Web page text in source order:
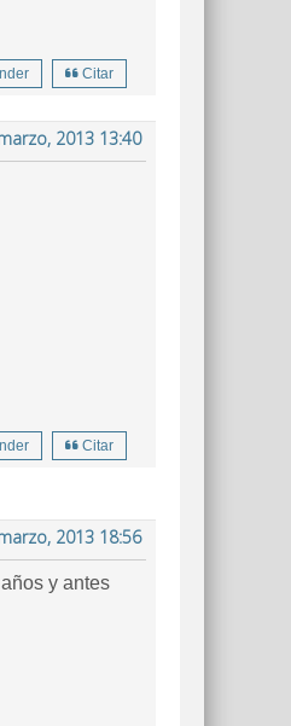
Citar
2013 13:40
Citar
2013 18:56
y antes